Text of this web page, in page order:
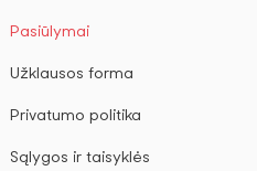
Pasiūlymai
Užklausos forma
Privatumo politika
Sąlygos ir taisyklės